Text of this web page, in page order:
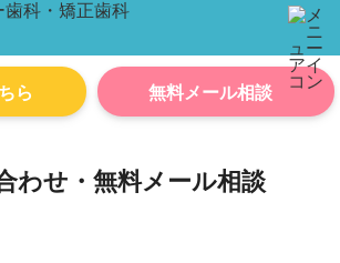
ら 無料メール相談
わせ・無料メール相談